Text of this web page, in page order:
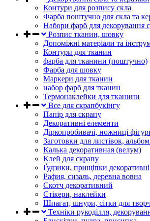
Контури для розпису скла
Фарба поштучно для скла та
Набори фарб для декорування
Розпис тканин, шовку
Допоміжні матеріали та
Контури для тканин
фарба для тканини (поштучно)
Фарба для шовку
Маркери для тканин
набор фарб для тканин
Термонаклейки для тканини
Все для скрапбукінгу
Папір для скрапу
Декоративні елементи
Діркопробивачі, ножниці
Заготовки для листівок,
Калька декоративная (велум)
Клей для скрапу
Ґудзики, прищіпки декоративні
Рафия, сизаль, деревна вовна
Скотч декоративний
Стікери, наклейки
Шпагат, шнури, сітки для
Техніки рукоділля,